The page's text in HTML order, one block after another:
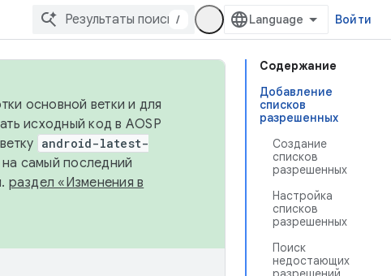
/ Войти
Содержание
Добавление
списков
разрешенных
Создание
списков
разрешенных
Настройка
списков
разрешенных
Поиск
недостающих
основной ветки и для
исходный код в AOSP
android-latest-
самый последний
раздел «Изменения в